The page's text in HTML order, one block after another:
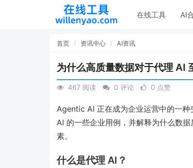
在线工具 AI
首页 资讯中心 AI资讯
为什么高质量数据对于代理 AI
467 阅读 0 评论 0 点赞
Agentic AI 正在成为企业运营中的一
AI 的一些企业用例，并解释为什么数
素。
什么是代理 AI？